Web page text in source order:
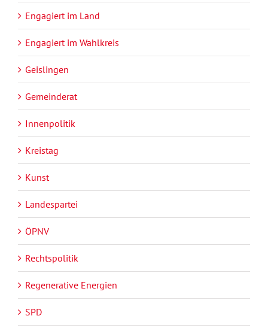
Engagiert im Land
Engagiert im Wahlkreis
Geislingen
Gemeinderat
Innenpolitik
Kreistag
Kunst
Landespartei
ÖPNV
Rechtspolitik
Regenerative Energien
SPD